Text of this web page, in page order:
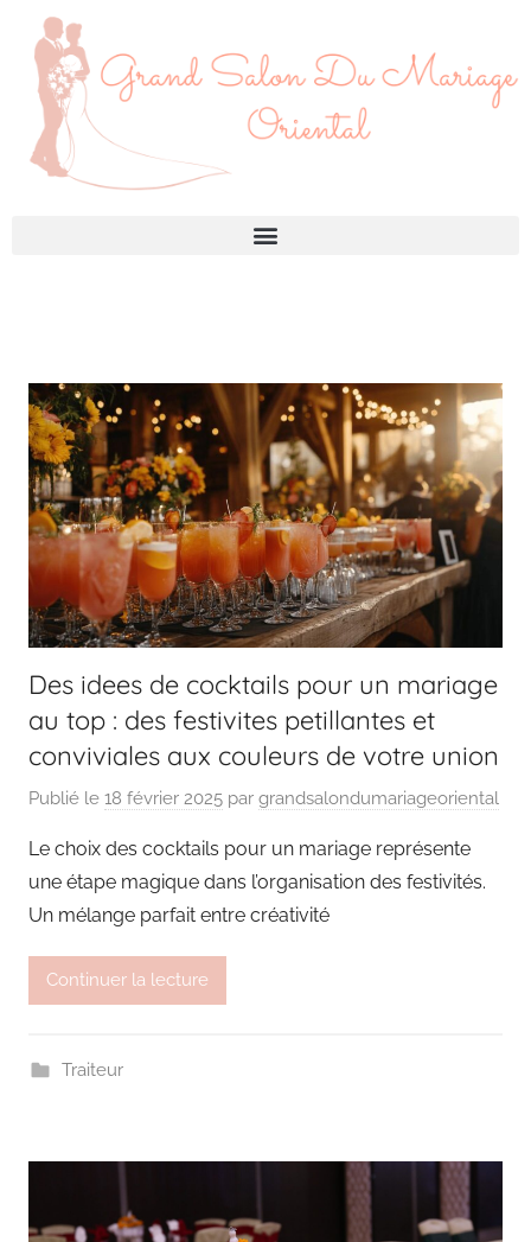
Des idees de cocktails pour un mariage
au top : des festivites petillantes et
conviviales aux couleurs de votre union
Publié le 18 février 2025 par grandsalondumariageoriental
Le choix des cocktails pour un mariage représente
une étape magique dans l’organisation des festivités.
Un mélange parfait entre créativité
Continuer la lecture
Traiteur